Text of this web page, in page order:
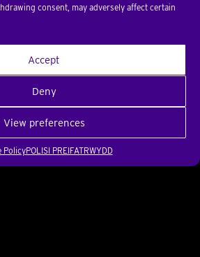
consent, may adversely affect certain
Accept
Deny
View preferences
PolicyPOLISI PREIFATRWYDD